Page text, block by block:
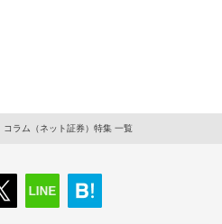
コラム（ネット証券）特集 一覧